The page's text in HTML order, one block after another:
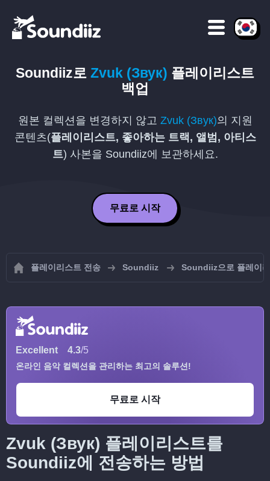
Soundiiz로 Zvuk (Звук) 플레이리스트
백업
원본 컬렉션을 변경하지 않고 Zvuk (Звук)의 지원
콘텐츠(플레이리스트, 좋아하는 트랙, 앨범, 아티스
트) 사본을 Soundiiz에 보관하세요.
무료로 시작
플레이리스트 전송 Soundiiz Soundiiz으로 플레이
Excellent 4.3/5
온라인 음악 컬렉션을 관리하는 최고의 솔루션!
무료로 시작
Zvuk (Звук) 플레이리스트를
Soundiiz에 전송하는 방법